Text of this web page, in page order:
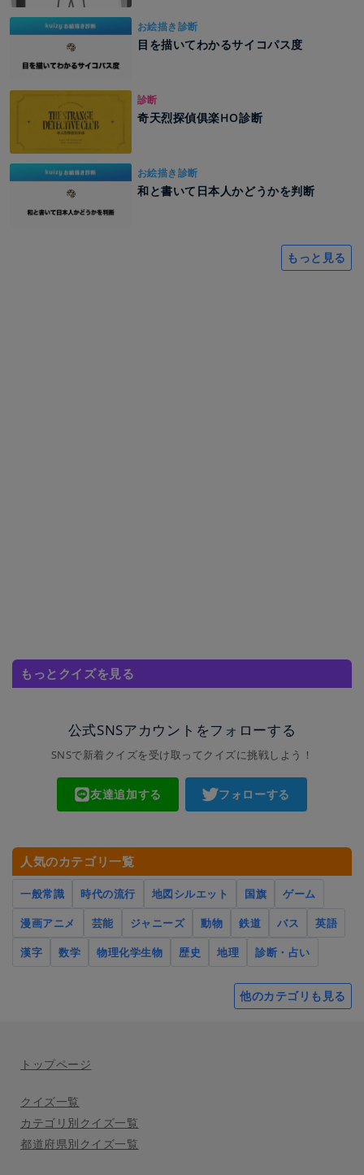
お絵描き診断
目を描いてわかるサイコパス度
診断
奇天烈探偵俱楽HO診断
お絵描き診断
和と書いて日本人かどうかを判断
もっと見る
もっとクイズを見る
公式SNSアカウントをフォローする
SNSで新着クイズを受け取ってクイズに挑戦しよう！
友達追加する フォローする
人気のカテゴリ一覧
一般常識 時代の流行 地図シルエット 国旗
ゲーム
漫画アニメ
芸能 ジャニーズ 動物 鉄道 バス
英語
漢字
数学 物理化学生物 歴史 地理 診断・占い
他のカテゴリも見る
トップページ
クイズ一覧
カテゴリ別クイズ一覧
都道府県別クイズ一覧